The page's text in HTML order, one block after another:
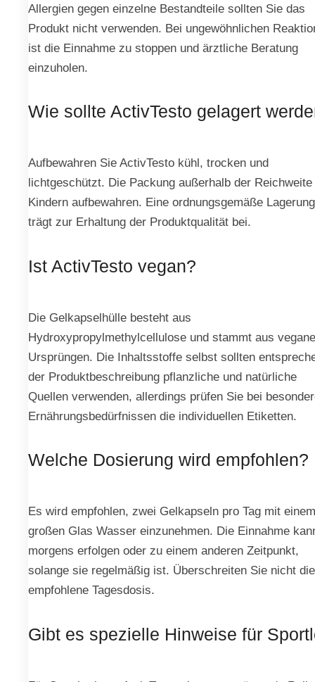
Allergien gegen einzelne Bestandteile sollten Sie das
Produkt nicht verwenden. Bei ungewöhnlichen
ist die Einnahme zu stoppen und ärztliche Beratung
einzuholen.
Wie sollte ActivTesto gelagert
Aufbewahren Sie ActivTesto kühl, trocken und
lichtgeschützt. Die Packung außerhalb der Reichweite
Kindern aufbewahren. Eine ordnungsgemäße Lagerung
trägt zur Erhaltung der Produktqualität bei.
Ist ActivTesto vegan?
Die Gelkapselhülle besteht aus
Hydroxypropylmethylcellulose und stammt aus
Ursprüngen. Die Inhaltsstoffe selbst sollten
der Produktbeschreibung pflanzliche und natürliche
Quellen verwenden, allerdings prüfen Sie bei
Ernährungsbedürfnissen die individuellen Etiketten.
Welche Dosierung wird empfohlen?
Es wird empfohlen, zwei Gelkapseln pro Tag mit einem
großen Glas Wasser einzunehmen. Die Einnahme
morgens erfolgen oder zu einem anderen Zeitpunkt,
solange sie regelmäßig ist. Überschreiten Sie nicht die
empfohlene Tagesdosis.
Gibt es spezielle Hinweise für